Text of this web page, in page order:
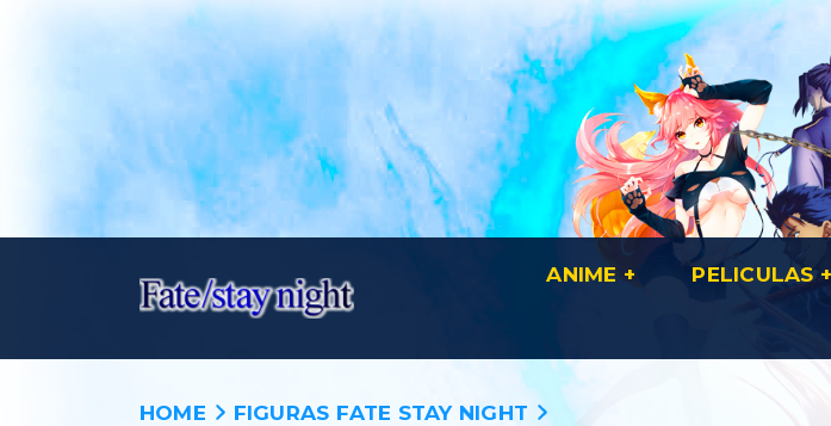
ANIME PELICULAS
HOME FIGURAS FATE STAY NIGHT